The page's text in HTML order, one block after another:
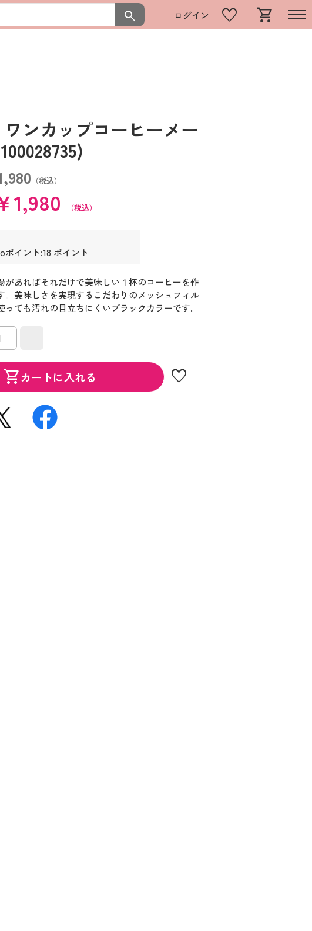
search ログイン favorite shopping_cart
ンカップコーヒーメー
（税込）
1,980 （税込）
ポイント:18 ポイント
があればそれだけで美味しい１杯のコーヒーを作
。美味しさを実現するこだわりのメッシュフィル
っても汚れの目立ちにくいブラックカラーです。
+
shopping_cartカートに入れる favorite